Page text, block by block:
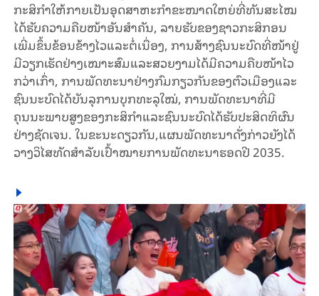
ກະສິກຳໃຫ້ກາຍເປັນອຸດສາຫະກຳຂະໜາດໃຫຍ່ທີ່ທັນສະໄໝ
ໄດ້ຮັບຄວາມຄືບໜ້າອັນສຳຄັນ, ລາຍຮັບຂອງຊາວກະສິກອນ
ເພີ່ມຂຶ້ນຂ້ອນຂ້າງໄວແລະຕໍ່ເນື່ອງ, ການສ້າງຊົນນະບົດທີ່ໜ້າຢູ່
ມີວຽກເຮັດຢ່າງເໝາະສົມແລະສວຍງາມໄດ້ມີຄວາມຄືບໜ້າໄວ
ກວ່າເກົ່າ, ການພັດທະນາຢ່າງກົມກຽວກັນຂອງຕົວເມືອງແລະ
ຊົນນະບົດໄດ້ບັນລຸການບຸກທະລຸໃໝ່,​ ການພັດທະນາທີ່ມີ
ຄຸນນະພາບສູງຂອງກະສິກຳແລະຊົນນະບົດໄດ້ຮັບປະສິດທິຜົນ
ຢ່າງຊັດເຈນ. ໃນຂະນະດຽວກັນ,​ແຜນພັດທະນາດັ່ງກ່າວຍັງໄດ້
ວາງວິໄສທັດສຳລັບເປົ້າໝາຍການພັດທະນາຮອດປີ 2035.